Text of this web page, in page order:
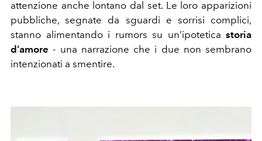
attenzione anche lontano dal set. Le loro apparizioni
pubbliche, segnate da sguardi e sorrisi complici,
stanno alimentando i rumors su un’ipotetica storia
d’amore- una narrazione che i due non sembrano
intenzionati a smentire.